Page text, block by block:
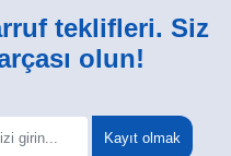
teklifleri. Siz
olun!
Kayıt olmak